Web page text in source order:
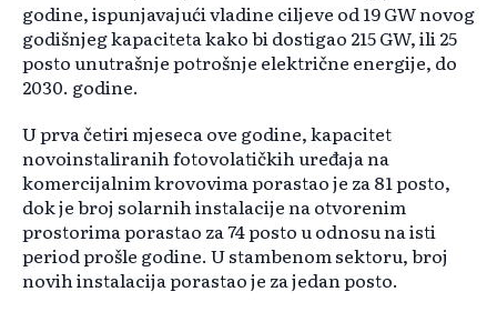
godine, ispunjavajući vladine ciljeve od 19 GW novog
godišnjeg kapaciteta kako bi dostigao 215 GW, ili 25
posto unutrašnje potrošnje električne energije, do
2030. godine.
U prva četiri mjeseca ove godine, kapacitet
novoinstaliranih fotovolatičkih uređaja na
komercijalnim krovovima porastao je za 81 posto,
dok je broj solarnih instalacije na otvorenim
prostorima porastao za 74 posto u odnosu na isti
period prošle godine. U stambenom sektoru, broj
novih instalacija porastao je za jedan posto.